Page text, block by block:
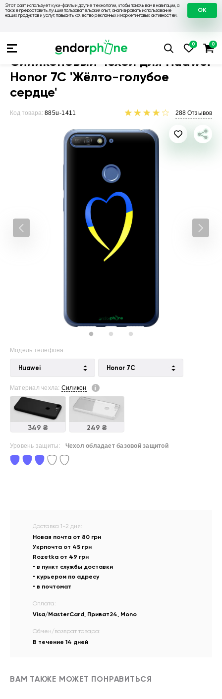
Этот сайт использует куки-файлы и другие технологии, чтобы помочь вам в навигации, а
также предоставить лучший пользовательский опыт, анализировать использование
наших продуктов и услуг, повысить качество рекламных и маркетинговых активностей.
OK
Чехлы на Huawei Чехол для
Силиконовый чехол для Huawei
Honor 7C 'Жёлто-голубое
сердце'
Код товара: 885u-1411 288 Отзывов
Модель телефона:
Huawei Honor 7C
Материал чехла: Силикон
349 ₴ 249 ₴
Уровень защиты: Чехол обладает базовой защитой
Доставка 1-2 дня:
Новая почта от 80 грн
Укрпочта от 45 грн
Rozetka от 49 грн
• в пункт службы доставки
• курьером по адресу
• в почтомат
Оплата:
Visa/MasterCard, Приват24, Mono
Обмен/возврат товара:
В течение 14 дней
ВАМ ТАКЖЕ МОЖЕТ ПОНРАВИТЬСЯ